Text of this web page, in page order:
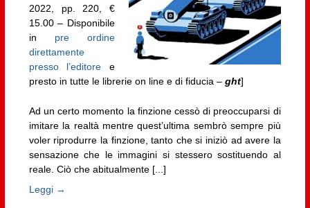
2022, pp. 220, €
15.00 – Disponibile
in pre ordine
direttamente
presso l’editore e
presto in tutte le librerie on line e di fiducia – ght]
Ad un certo momento la finzione cessò di preoccuparsi di
imitare la realtà mentre quest’ultima sembrò sempre più
voler riprodurre la finzione, tanto che si iniziò ad avere la
sensazione che le immagini si stessero sostituendo al
reale. Ciò che abitualmente [...]
Leggi →